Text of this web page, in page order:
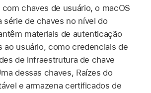
chaves de usuário, o macOS
série de chaves no nível do
materiais de autenticação
ao usuário, como credenciais de
de infraestrutura de chave
dessas chaves, Raízes do
e armazena certificados de